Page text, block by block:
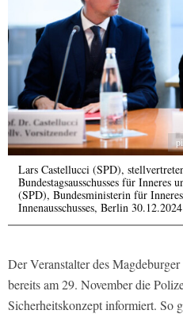
Lars Castellucci (SPD),
Bundestagsausschusses für Inneres
(SPD), Bundesministerin für
Innenausschusses, Berlin 30.12.2024
Der Veranstalter des
bereits am 29. November die
Sicherheitskonzept informiert. So